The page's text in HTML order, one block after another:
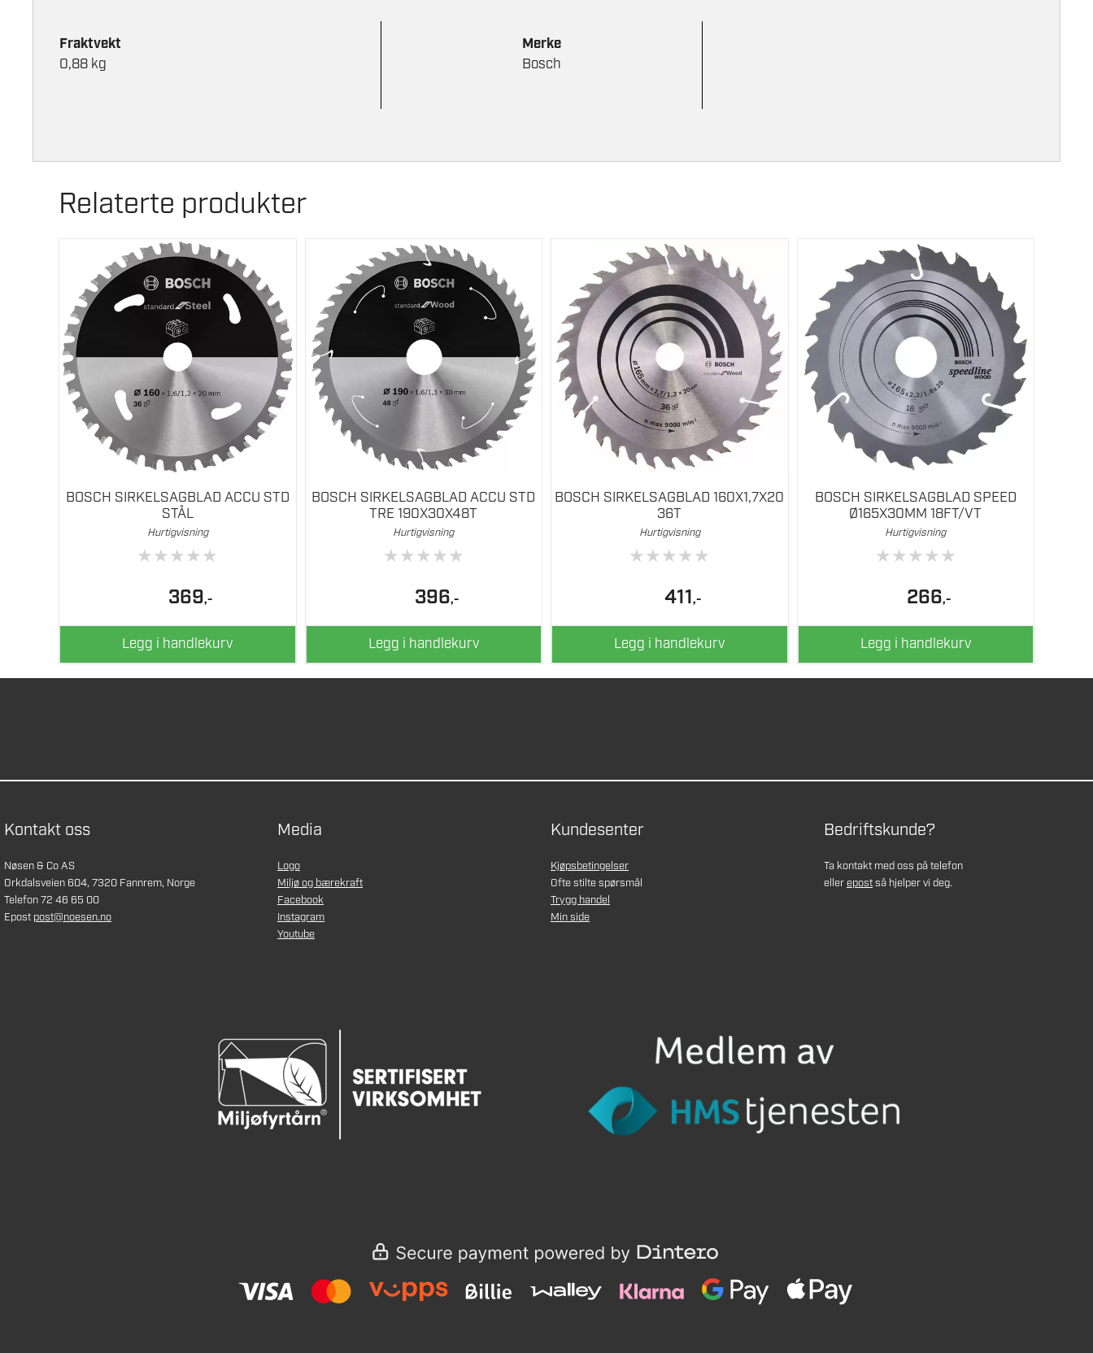
Fraktvekt
0,88 kg
Merke
Bosch
Relaterte produkter
BOSCH SIRKELSAGBLAD ACCU STD
STÅL
Hurtigvisning
★★★★★
369,-
Legg i handlekurv
BOSCH SIRKELSAGBLAD ACCU STD
TRE 190X30X48T
Hurtigvisning
★★★★★
396,-
Legg i handlekurv
BOSCH SIRKELSAGBLAD 160X1,7X20
36T
Hurtigvisning
★★★★★
411,-
Legg i handlekurv
BOSCH SIRKELSAGBLAD SPEED
Ø165X30MM 18FT/VT
Hurtigvisning
★★★★★
266,-
Legg i handlekurv
Kontakt oss
Nøsen & Co AS
Orkdalsveien 604, 7320 Fannrem, Norge
Telefon 72 46 65 00
Epost post@noesen.no
Media
Logo
Miljø og bærekraft
Facebook
Instagram
Youtube
Kundesenter
Kjøpsbetingelser
Ofte stilte spørsmål
Trygg handel
Min side
Bedriftskunde?
Ta kontakt med oss på telefon
ellerepostså hjelper vi deg.